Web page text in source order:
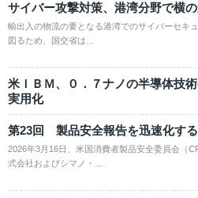
サイバー攻撃対策、港湾分野で横
輸出入の物流の要となる港湾でのサイバーセキ
図るため、国交省は…
米ＩＢＭ、０．７ナノの半導体技
実用化
第23回 製品安全報告を迅速化す
2026年3月16日、米国消費者製品安全委員会（
式会社およびシマノ・…